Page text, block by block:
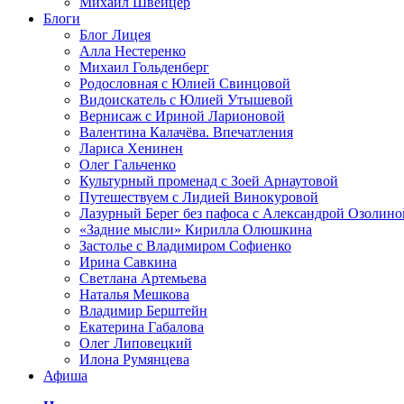
Блоги
Блог Лицея
Алла Нестеренко
Михаил Гольденберг
Родословная с Юлией Свинцовой
Видоискатель с Юлией Утышевой
Вернисаж с Ириной Ларионовой
Валентина Калачёва. Впечатления
Лариса Хенинен
Олег Гальченко
Культурный променад с Зоей Арнаутовой
Путешествуем с Лидией Винокуровой
Лазурный Берег без пафоса с Александрой
«Задние мысли» Кирилла Олюшкина
Застолье с Владимиром Софиенко
Ирина Савкина
Светлана Артемьева
Наталья Мешкова
Владимир Берштейн
Екатерина Габалова
Олег Липовецкий
Илона Румянцева
Афиша